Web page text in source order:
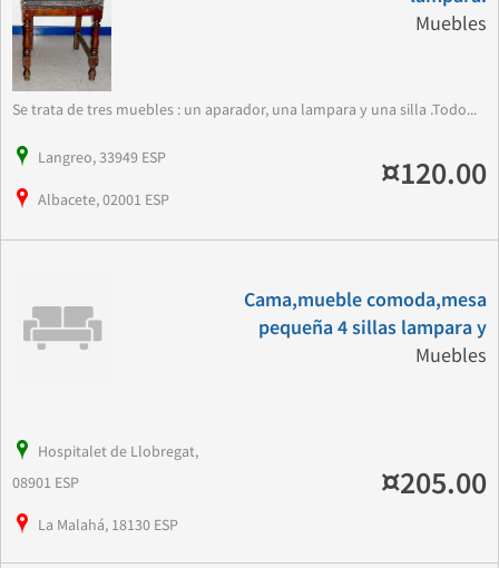
Muebles
Se trata de tres muebles : un aparador, una lampara y una silla .Todo...
Langreo, 33949 ESP
Albacete, 02001 ESP
¤120.00
Cama,mueble comoda,mesa
pequeña 4 sillas lampara y
Muebles
Hospitalet de Llobregat,
08901 ESP
La Malahá, 18130 ESP
¤205.00